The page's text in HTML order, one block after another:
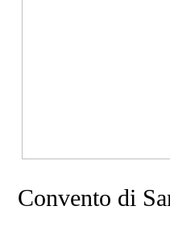
Convento di